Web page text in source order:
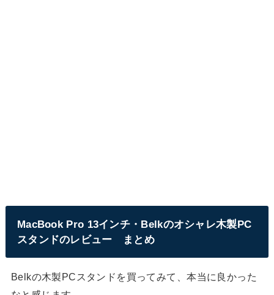
MacBook Pro 13インチ・Belkのオシャレ木製PC
スタンドのレビュー まとめ
Belkの木製PCスタンドを買ってみて、本当に良かった